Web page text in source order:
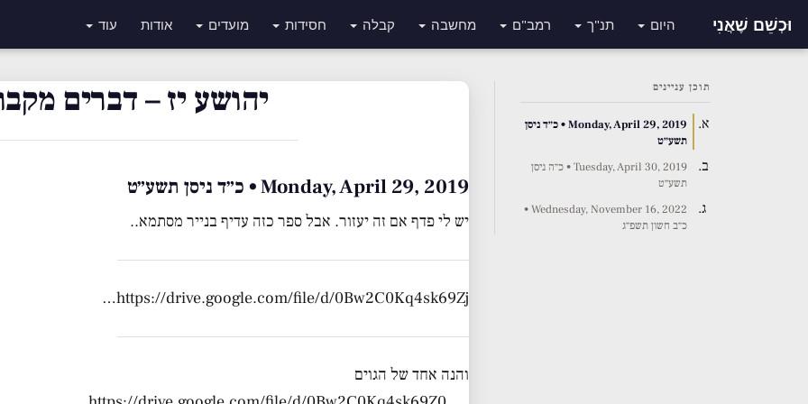
וּכְשֵׁם שֶׁאֲנִי היום תנ"ך רמב"ם מחשבה קבלה חסידות מועדים אודות עוד
תוכן עניינים
Monday, April 29, 2019 • כ״ד ניסן
תשע״ט
Tuesday, April 30, 2019 • כ״ה ניסן
תשע״ט
Wednesday, November 16, 2022 •
כ״ב חשון תשפ״ג
יהושע יז – דברים
Monday, April 29, 2019 • כ״ד ניסן תשע״ט
יש לי פדף אם זה יעזור. אבל ספר כזה עדיף בנייר מסתמא..
https://drive.google.com/file/d/0Bw2C0Kq4sk69Zj…
והנה אחד של הגוים